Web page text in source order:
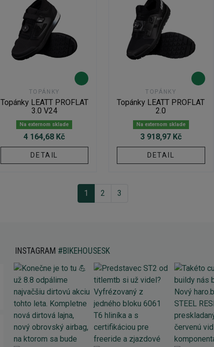
TOPÁNKY
Topánky LEATT PROFLAT
3.0 V24
Na externom sklade
4 164,68 Kč
DETAIL
TOPÁNKY
Topánky LEATT PROFLAT
2.0
Na externom sklade
3 918,97 Kč
DETAIL
1 2 3
INSTAGRAM #BIKEHOUSESK